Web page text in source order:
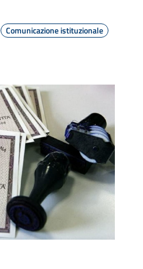
Comunicazione istituzionale